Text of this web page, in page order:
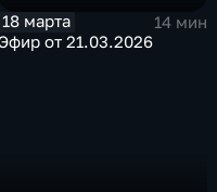
18 марта
14 мин
Эфир от 21.03.2026